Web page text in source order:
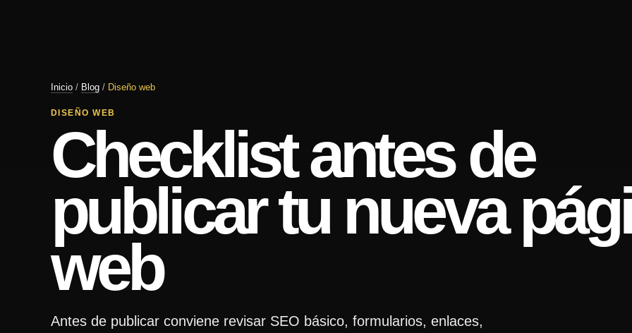
Inicio / Blog / Diseño web
DISEÑO WEB
Checklist antes de
publicar tu nueva
web
Antes de publicar conviene revisar SEO básico, formularios, enlaces,